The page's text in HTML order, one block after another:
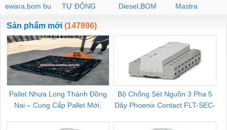
ewara,bom bu
ewara
TỰ ĐỘNG
Diesel,BOM
CHUA CHAY
Mastra
Sản phẩm mới (147896)
Pallet Nhựa Long Thành Đồng
Nai – Cung Cấp Pallet Mới,
Bộ Chống Sét Nguồn 3 Pha 5
Dây Phoenix Contact FLT-SEC-